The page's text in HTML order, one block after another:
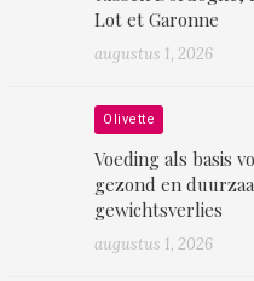
Lot et Garonne
augustus 1, 2026
Olivette
Voeding als basis
gezond en
gewichtsverlies
augustus 1, 2026